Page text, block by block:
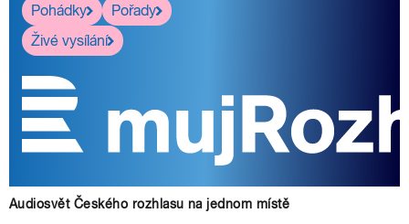
Pohádky
Pořady
Živé vysílání
Audiosvět Českého rozhlasu na jednom místě